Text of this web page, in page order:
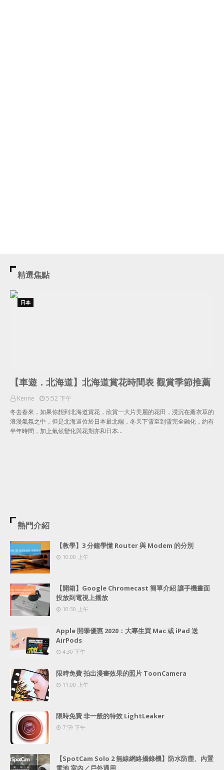
精選焦點
日本
【車遊．北海道】北海道賞花時間表 觀賞季節推薦
Kenne
5:52 下午
冬去春來，如果你想到北海道賞花，欣賞一大片美麗的花田，浸沉在薰衣草的
浪漫氣氛之中，但是北海道位於日本最北端，冬天下雪至到雪完全融化，約有
半年時間，加上氣候變化與花期亦和日本…
熱門介紹
【教學】3 分鐘學懂 Router 與 Modem 的分別
10:00 上午
【開箱】Google Chromecast 簡單介紹 讓手機畫面
投放到電視上播放
10:30 上午
Apple 開學優惠 2020：大專生買 Mac 或 iPad 送
AirPods
4:30 下午
限時免費 拍出漫畫效果的照片 ToonCamera
11:00 上午
限時免費 非一般的特效 LightLeaker
7:59 下午
【SpotCam Solo 2 無線網絡攝錄機】防水防塵、內置
電池 室內／戶外通用